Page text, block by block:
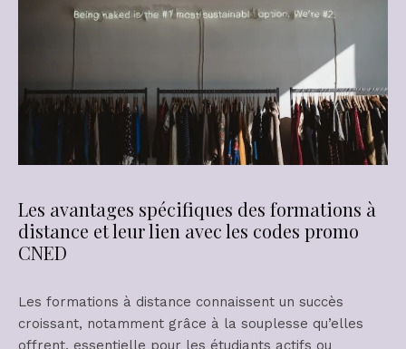
Les avantages spécifiques des formations à
distance et leur lien avec les codes promo
CNED
Les formations à distance connaissent un succès
croissant, notamment grâce à la souplesse qu’elles
offrent, essentielle pour les étudiants actifs ou